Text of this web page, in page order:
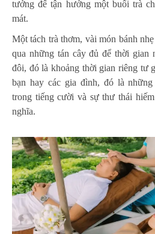
tưởng để tận hưởng một buổi trà
mát.
Một tách trà thơm, vài món bánh
qua những tán cây đủ để thời gian
đôi, đó là khoảng thời gian riêng tư
bạn hay các gia đình, đó là
trong tiếng cười và sự thư thái
nghĩa.